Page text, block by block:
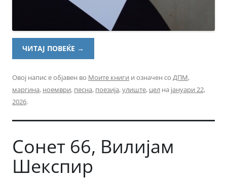
ЧИТАЈ ПОВЕЌЕ →
Овој напис е објавен во Моите книги и означен со ДПМ,
маргина, ноември, песна, поезија,улиште, цел на јануари 22,
2026.
Сонет 66, Вилијам
Шекспир